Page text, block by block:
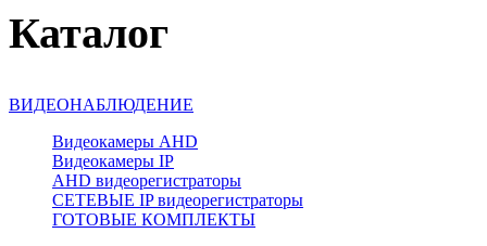
Каталог
ВИДЕОНАБЛЮДЕНИЕ
Видеокамеры AHD
Видеокамеры IP
AHD видеорегистраторы
СЕТЕВЫЕ IP видеорегистраторы
ГОТОВЫЕ КОМПЛЕКТЫ